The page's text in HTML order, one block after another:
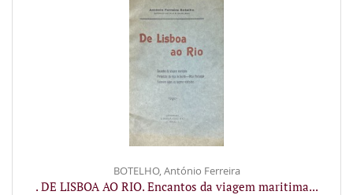
BOTELHO, António Ferreira
. DE LISBOA AO RIO. Encantos da viagem maritima...